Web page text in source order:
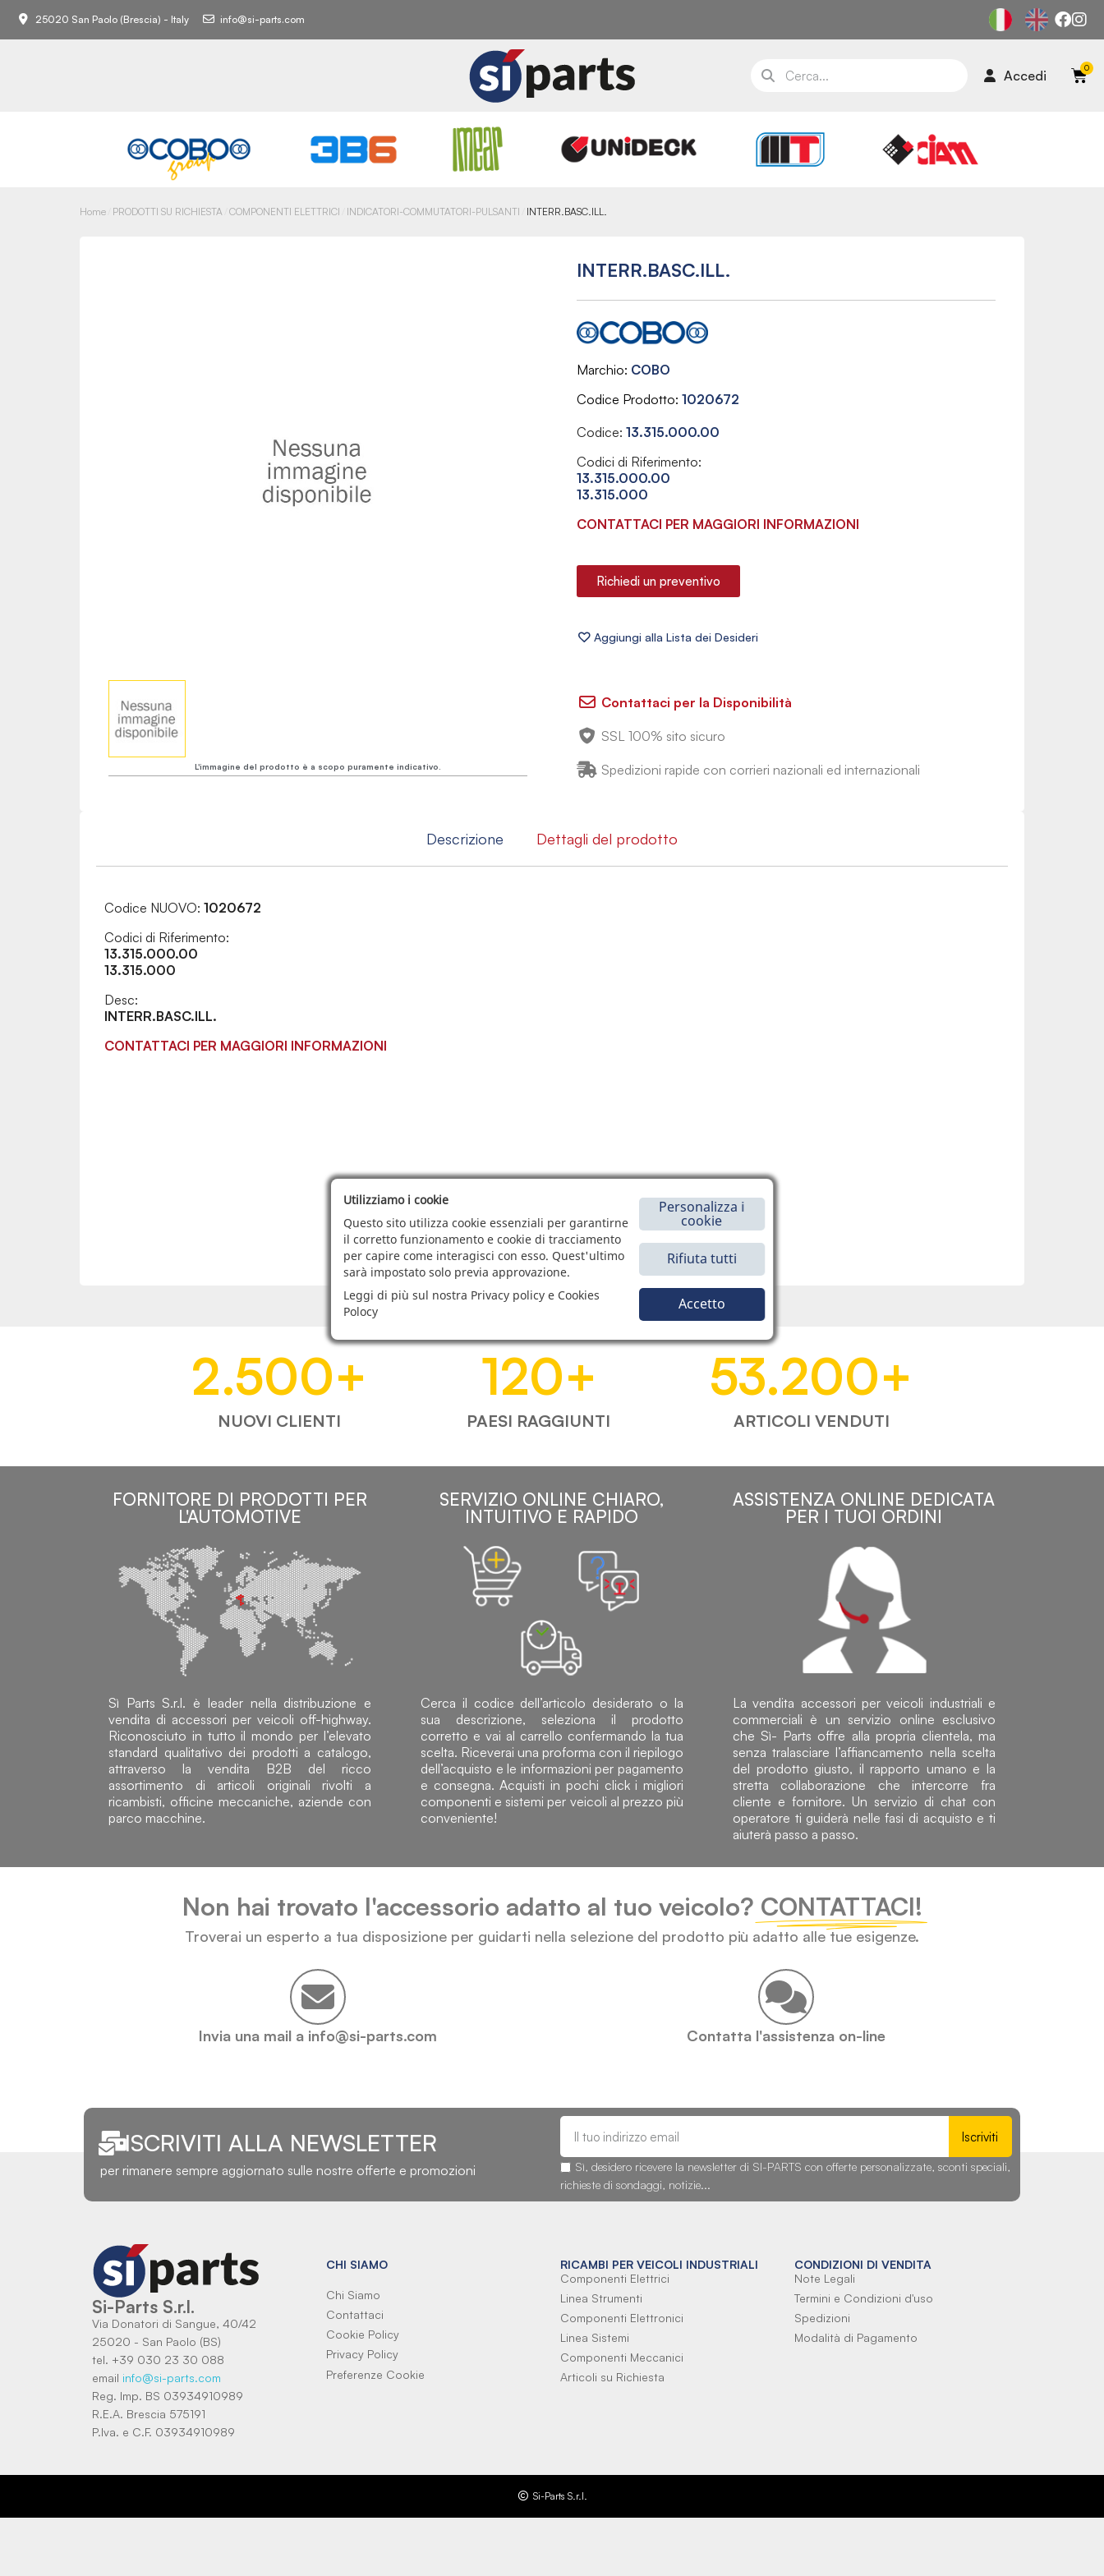
25020 San Paolo (Brescia) - Italy info@si-parts.com
Accedi
Home PRODOTTI SU RICHIESTA COMPONENTI ELETTRICI INDICATORI-COMMUTATORI-PULSANTI INTERR.BASC.ILL.
L'immagine del prodotto è a scopo puramente indicativo.
INTERR.BASC.ILL.
Marchio COBO
Codice Prodotto 1020672
Codice: 13.315.000.00
Codici di Riferimento:
13.315.000.00
13.315.000
CONTATTACI PER MAGGIORI INFORMAZIONI
Richiedi un preventivo
Contattaci per la Disponibilità
SSL 100% sito sicuro
Spedizioni rapide con corrieri nazionali ed internazionali
Descrizione Dettagli del prodotto
Codice NUOVO: 1020672
Codici di Riferimento:
13.315.000.00
13.315.000
Desc:
INTERR.BASC.ILL.
CONTATTACI PER MAGGIORI INFORMAZIONI
2.500+
NUOVI CLIENTI
120+
PAESI RAGGIUNTI
53.200+
ARTICOLI VENDUTI
FORNITORE DI PRODOTTI PER
L'AUTOMOTIVE
Sì Parts S.r.l. è leader nella distribuzione e
vendita di accessori per veicoli off-highway.
Riconosciuto in tutto il mondo per l’elevato
standard qualitativo dei prodotti a catalogo,
attraverso la vendita B2B del ricco
assortimento di articoli originali rivolti a
ricambisti, officine meccaniche, aziende con
parco macchine.
SERVIZIO ONLINE CHIARO,
INTUITIVO E RAPIDO
Cerca il codice dell’articolo desiderato o la
sua descrizione, seleziona il prodotto
corretto e vai al carrello confermando la tua
scelta. Riceverai una proforma con il riepilogo
dell’acquisto e le informazioni per pagamento
e consegna. Acquisti in pochi click i migliori
componenti e sistemi per veicoli al prezzo più
conveniente!
ASSISTENZA ONLINE DEDICATA
PER I TUOI ORDINI
La vendita accessori per veicoli industriali e
commerciali è un servizio online esclusivo
che Sì- Parts offre alla propria clientela, ma
senza tralasciare l’affiancamento nella scelta
del prodotto giusto, il rapporto umano e la
stretta collaborazione che intercorre fra
cliente e fornitore. Un servizio di chat con
operatore ti guiderà nelle fasi di acquisto e ti
aiuterà passo a passo.
Non hai trovato l'accessorio adatto al tuo veicolo? CONTATTACI!
Troverai un esperto a tua disposizione per guidarti nella selezione del prodotto più adatto alle tue esigenze.
Invia una mail a info@si-parts.com Contatta l'assistenza on-line
ISCRIVITI ALLA NEWSLETTER
per rimanere sempre aggiornato sulle nostre offerte e promozioni
Iscriviti
Sì, desidero ricevere la newsletter di SI-PARTS con offerte personalizzate, sconti speciali,
richieste di sondaggi, notizie...
Si-Parts S.r.l.
Via Donatori di Sangue, 40/42
25020 - San Paolo (BS)
tel. +39 030 23 30 088
email info@si-parts.com
Reg. Imp. BS 03934910989
R.E.A. Brescia 575191
P.Iva. e C.F. 03934910989
CHI SIAMO
Chi Siamo
Contattaci
Cookie Policy
Privacy Policy
Preferenze Cookie
RICAMBI PER VEICOLI INDUSTRIALI
Componenti Elettrici
Linea Strumenti
Componenti Elettronici
Linea Sistemi
Componenti Meccanici
Articoli su Richiesta
CONDIZIONI DI VENDITA
Note Legali
Termini e Condizioni d'uso
Spedizioni
Modalità di Pagamento
Si-Parts S.r.l.
Utilizziamo i cookie
Questo sito utilizza cookie essenziali per garantirne
il corretto funzionamento e cookie di tracciamento
per capire come interagisci con esso. Quest'ultimo
sarà impostato solo previa approvazione.
Leggi di più sul nostra Privacy policy e Cookies
Polocy
Personalizza i
cookie
Rifiuta tutti
Accetto